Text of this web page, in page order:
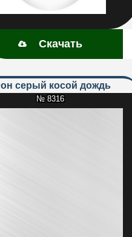
Скачать
Фон серый косой дождь
№ 8316